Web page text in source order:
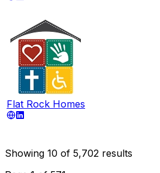
Flat Rock Homes
Showing 10 of 5,702 results